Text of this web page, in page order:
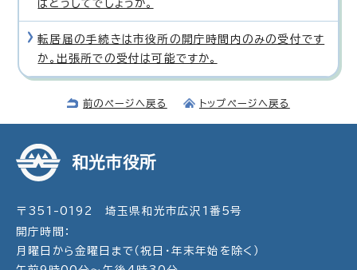
はどうしてでしょうか。
転居届の手続きは市役所の開庁時間内のみの受付です
か。出張所での受付は可能ですか。
前のページへ戻る トップページへ戻る
和光市役所
〒351-0192 埼玉県和光市広沢1番5号
開庁時間：
月曜日から金曜日まで（祝日・年末年始を除く）